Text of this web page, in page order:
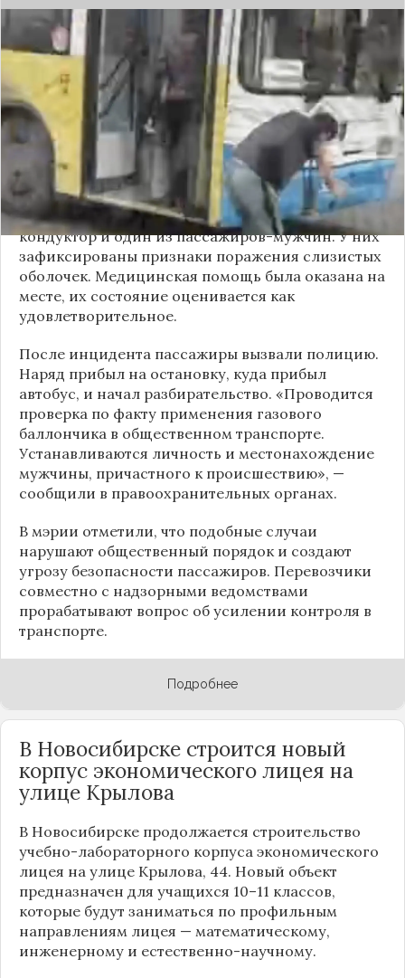
Вечером 24 сентября в салоне автобуса маршрута
№18 в Новосибирске произошёл инцидент с
применением перцового баллончика. Как
сообщили очевидцы в
Telegram-канале
«Инцидент Новосибирск», неизвестный
мужчина с бородой сначала вступил в перепалку
с кондуктором, затем поссорился с другими
пассажирами. В ходе конфликта он достал
газовый баллончик и распылил его в салоне.
По предварительным данным, пострадали
кондуктор и один из пассажиров-мужчин. У них
зафиксированы признаки поражения слизистых
оболочек. Медицинская помощь была оказана на
месте, их состояние оценивается как
удовлетворительное.
После инцидента пассажиры вызвали полицию.
Наряд прибыл на остановку, куда прибыл
автобус, и начал разбирательство. «Проводится
проверка по факту применения газового
баллончика в общественном транспорте.
Устанавливаются личность и местонахождение
мужчины, причастного к происшествию», —
сообщили в правоохранительных органах.
В мэрии отметили, что подобные случаи
нарушают общественный порядок и создают
угрозу безопасности пассажиров. Перевозчики
совместно с надзорными ведомствами
прорабатывают вопрос об усилении контроля в
транспорте.
Подробнее
В Новосибирске строится новый
корпус экономического лицея на
улице Крылова
В Новосибирске продолжается строительство
учебно-лабораторного корпуса экономического
лицея на улице Крылова, 44. Новый объект
предназначен для учащихся 10–11 классов,
которые будут заниматься по профильным
направлениям лицея — математическому,
инженерному и естественно-научному.